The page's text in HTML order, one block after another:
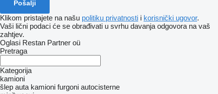
Klikom pristajete na našu politiku privatnosti i korisnički ugovor.
Vaši lični podaci će se obrađivati ​​u svrhu davanja odgovora na vaš
zahtjev.
Oglasi Restan Partner oü
Pretraga
Kategorija
kamioni
šlep auta kamioni furgoni autocisterne